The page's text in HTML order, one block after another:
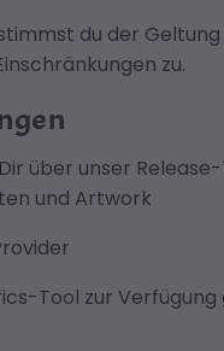
du der
zu.
über unser
und Artwork
Tool zur